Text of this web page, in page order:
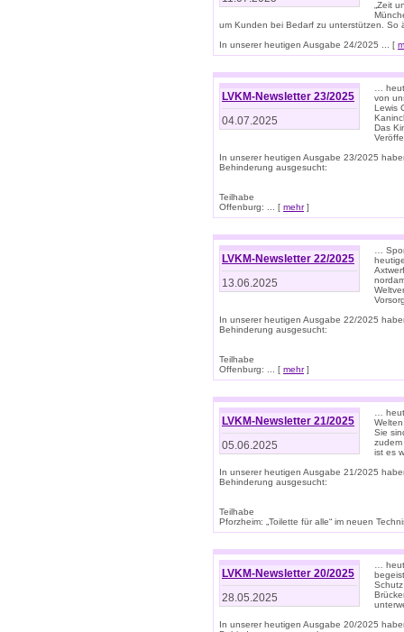
„Zeit
um Kunden bei Bedarf zu unterstützen.
In unserer heutigen Ausgabe 24/2025 ... [
LVKM-Newsletter 23/2025
04.07.2025
…
von
Lewis
Das
In unserer heutigen Ausgabe 23/2025
Behinderung ausgesucht:
Teilhabe
Offenburg: ... [ mehr]
LVKM-Newsletter 22/2025
13.06.2025
…
In unserer heutigen Ausgabe 22/2025
Behinderung ausgesucht:
Teilhabe
Offenburg: ... [ mehr]
LVKM-Newsletter 21/2025
05.06.2025
…
Sie
ist es
In unserer heutigen Ausgabe 21/2025
Behinderung ausgesucht:
Teilhabe
Pforzheim: „Toilette für alle“ im neuen
LVKM-Newsletter 20/2025
28.05.2025
…
In unserer heutigen Ausgabe 20/2025